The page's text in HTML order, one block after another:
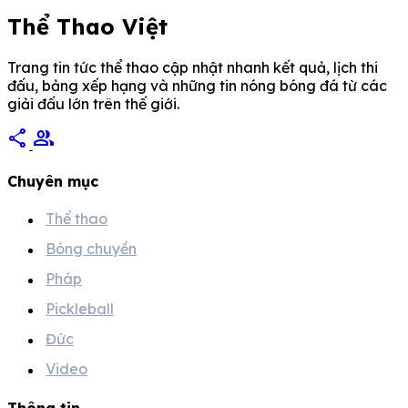
Thể Thao Việt
Trang tin tức thể thao cập nhật nhanh kết quả, lịch thi
đấu, bảng xếp hạng và những tin nóng bóng đá từ các
giải đấu lớn trên thế giới.
share group
Chuyên mục
Thể thao
Bóng chuyền
Pháp
Pickleball
Đức
Video